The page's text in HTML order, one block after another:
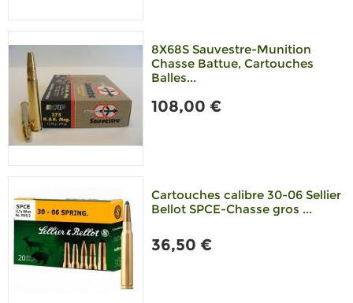
8X68S Sauvestre-Munition
Chasse Battue, Cartouches
Balles...
108,00 €
Cartouches calibre 30-06 Sellier
Bellot SPCE-Chasse gros ...
36,50 €